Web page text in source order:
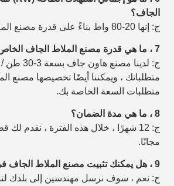
الجاف؟
ج: إنها 20-80 واط بناءً على قدرة مصنع الملاط الجاف.
7 ، ما هي قدرة مصنع الملاط الجاف الخاص بك؟
ج: لدينا
متطلباتك ، ويمكننا أيضًا تخصيصها مصنع
متطلبات السعة الخاصة بك.
8 ، ما هي مدة الضمان؟
ج: 12 شهرًا ، خلال هذه الفترة ، نقدم لك
مجانًا.
9 ، هل يمكنك تثبيت مصنع الملاط الجاف في بلدي؟
ج: نعم ، سوف نرسل مهندسين إلى بلدك